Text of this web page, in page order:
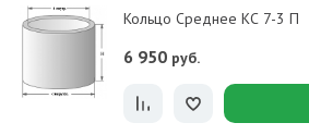
Кольцо Среднее КС 7-3 П
6 950 руб.